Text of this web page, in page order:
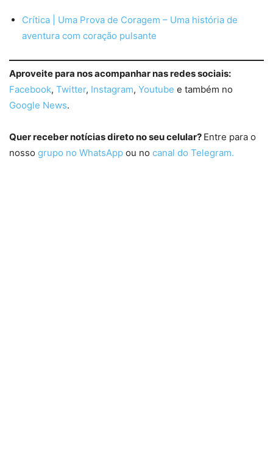
Crítica | Uma Prova de Coragem – Uma história de
aventura com coração pulsante
Aproveite para nos acompanhar nas redes sociais:
Facebook, Twitter, Instagram, Youtube e também no
Google News.
Quer receber notícias direto no seu celular? Entre para o
nosso grupo no WhatsApp ou no canal do Telegram.